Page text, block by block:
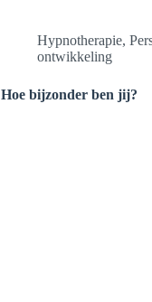
Hypnotherapie,
ontwikkeling
Hoe bijzonder ben jij?